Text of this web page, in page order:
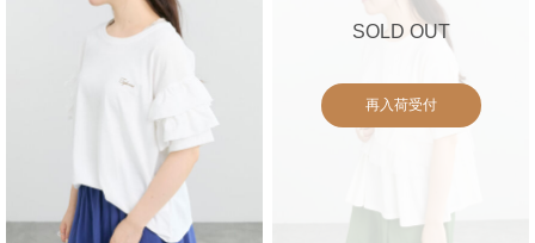
SOLD OUT
再入荷受付